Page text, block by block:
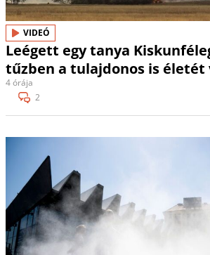
VIDEÓ
Leégett egy tanya
tűzben a tulajdonos is életét
4 órája
2